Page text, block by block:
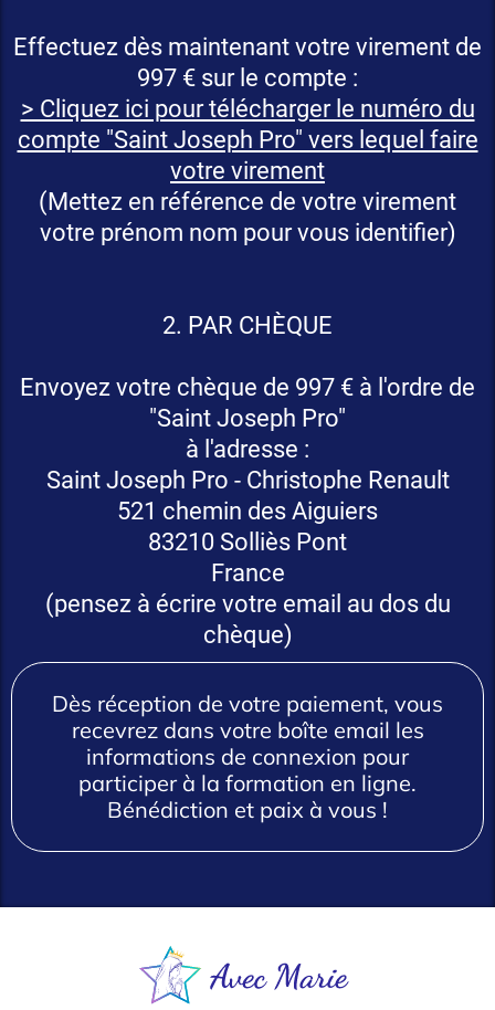
Effectuez dès maintenant votre virement de
997 € sur le compte :
> Cliquez ici pour télécharger le numéro du
compte "Saint Joseph Pro" vers lequel faire
votre virement
(Mettez en référence de votre virement
votre prénom nom pour vous identifier)
2. PAR CHÈQUE
Envoyez votre chèque de 997 € à l'ordre de
"Saint Joseph Pro"
à l'adresse :
Saint Joseph Pro - Christophe Renault
521 chemin des Aiguiers
83210 Solliès Pont
France
(pensez à écrire votre email au dos du
chèque)
Dès réception de votre paiement, vous
recevrez dans votre boîte email les
informations de connexion pour
participer à la formation en ligne.
Bénédiction et paix à vous !